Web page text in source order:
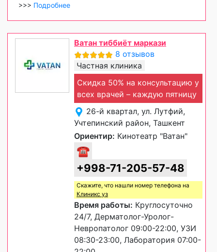
>>> Подробнее
Ватан тиббиёт маркази
8 отзывов
Частная клиника
Скидка 50% на консультацию у
всех врачей – каждую пятницу
26-й квартал, ул. Лутфий,
Учтепинский район, Ташкент
Ориентир: Кинотеатр "Ватан"
☎
+998-71-205-57-48
Скажите, что нашли номер телефона на
Клиникс уз
Время работы: Круглосуточно
24/7, Дерматолог-Уролог-
Невропатолог 09:00-22:00, УЗИ
08:30-23:00, Лаборатория 07:00-